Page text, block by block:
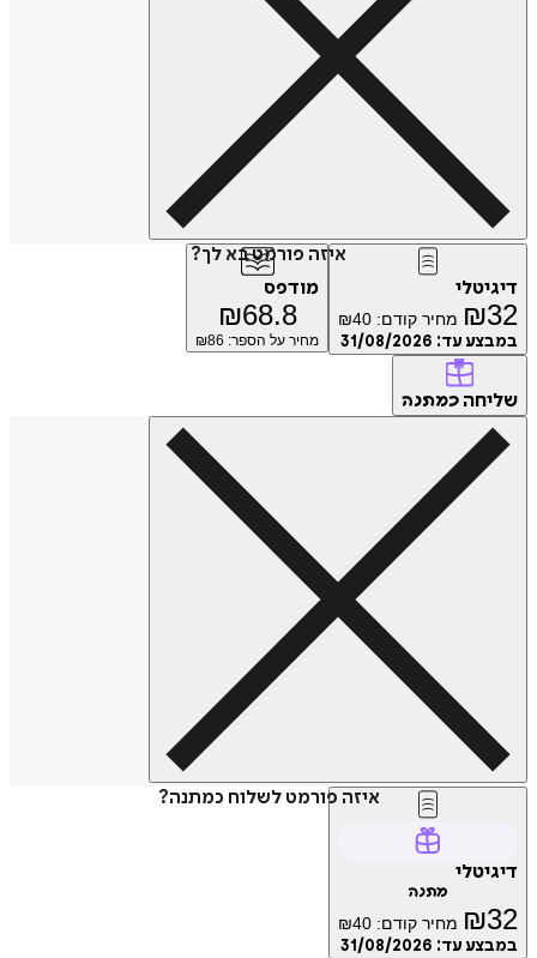
איזה פורמט בא לך?
דיגיטלי
₪32 מחיר קודם: ₪40
במבצע עד: 31/08/2026
מודפס
₪68.8
מחיר על הספר: ₪ 86
שליחה כמתנה
איזה פורמט לשלוח כמתנה?
דיגיטלי
מתנה
₪32 מחיר קודם: ₪40
במבצע עד: 31/08/2026